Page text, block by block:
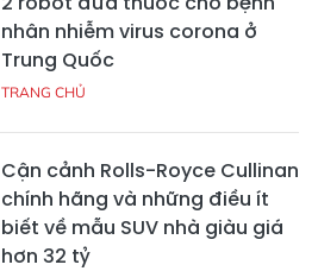
nhân nhiễm virus corona ở
Trung Quốc
TRANG CHỦ
Cận cảnh Rolls-Royce Cullinan
chính hãng và những điều ít
biết về mẫu SUV nhà giàu giá
hơn 32 tỷ